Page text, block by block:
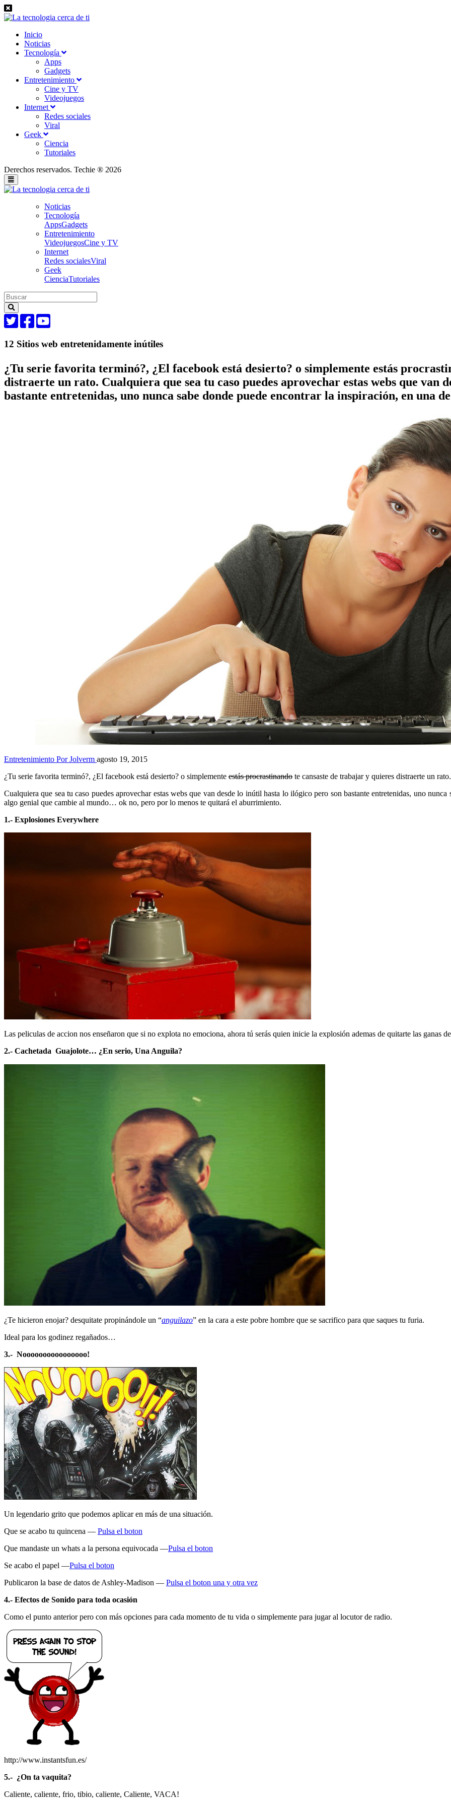
Inicio
Noticias
Tecnología
Apps
Gadgets
Entretenimiento
Cine y TV
Videojuegos
Internet
Redes sociales
Viral
Geek
Ciencia
Tutoriales
Derechos reservados. Techie ® 2026
Noticias
Tecnología
AppsGadgets
Entretenimiento
VideojuegosCine y TV
Internet
Redes socialesViral
Geek
CienciaTutoriales
12 Sitios web entretenidamente inútiles
¿Tu serie favorita terminó?, ¿El facebook está desierto? o simplemente estás
distraerte un rato. Cualquiera que sea tu caso puedes aprovechar estas webs que van
bastante entretenidas, uno nunca sabe donde puede encontrar la inspiración, en una
Entretenimiento Por Jolverm agosto 19, 2015
¿Tu serie favorita terminó?, ¿El facebook está desierto? o simplemente estás procrastinando te cansaste de trabajar y quieres distraerte un rato.
Cualquiera que sea tu caso puedes aprovechar estas webs que van desde lo inútil hasta lo ilógico pero son bastante entretenidas, uno
algo genial que cambie al mundo… ok no, pero por lo menos te quitará el aburrimiento.
1.- Explosiones Everywhere
Las peliculas de accion nos enseñaron que si no explota no emociona, ahora tú serás quien inicie la explosión ademas de quitarte las ganas
2.- Cachetada Guajolote… ¿En serio, Una Anguila?
¿Te hicieron enojar? desquitate propinándole un “anguilazo” en la cara a este pobre hombre que se sacrifico para que saques tu furia.
Ideal para los godinez regañados…
3.- Noooooooooooooooo!
Un legendario grito que podemos aplicar en más de una situación.
Que se acabo tu quincena — Pulsa el boton
Que mandaste un whats a la persona equivocada —Pulsa el boton
Se acabo el papel —Pulsa el boton
Publicaron la base de datos de Ashley-Madison — Pulsa el boton una y otra vez
4.- Efectos de Sonido para toda ocasión
Como el punto anterior pero con más opciones para cada momento de tu vida o simplemente para jugar al locutor de radio.
http://www.instantsfun.es/
5.- ¿On ta vaquita?
Caliente, caliente, frio, tibio, caliente, Caliente, VACA!